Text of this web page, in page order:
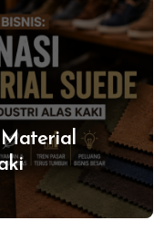
Material